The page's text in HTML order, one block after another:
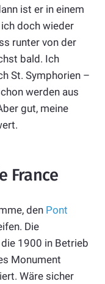
ist er in einem
doch wieder
runter von der
bald. Ich
St. Symphorien –
werden aus
gut, meine
France
den Pont
Die
1900 in Betrieb
Monument
Wäre sicher